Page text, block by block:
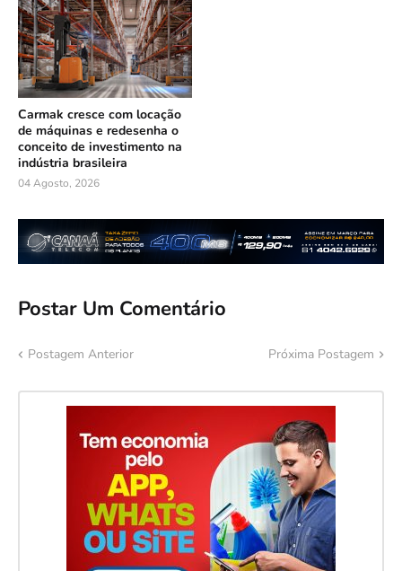
Carmak cresce com locação
de máquinas e redesenha o
conceito de investimento na
indústria brasileira
04 Agosto, 2026
Postar Um Comentário
Postagem Anterior Próxima Postagem